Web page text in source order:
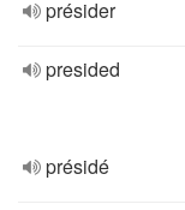
présider
presided
présidé